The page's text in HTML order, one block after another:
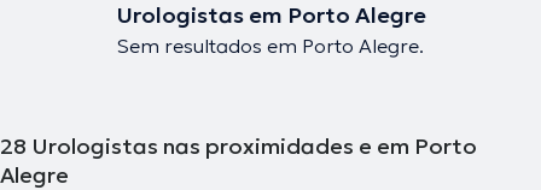
Urologistas em Porto Alegre
Sem resultados em Porto Alegre.
28 Urologistas nas proximidades e em Porto
Alegre